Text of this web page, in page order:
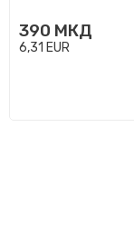
390 МКД
6,31 EUR